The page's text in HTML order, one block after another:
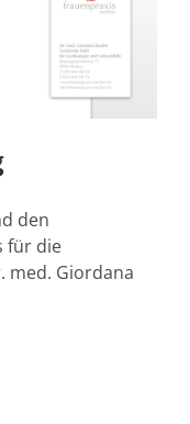
den
für die
med. Giordana